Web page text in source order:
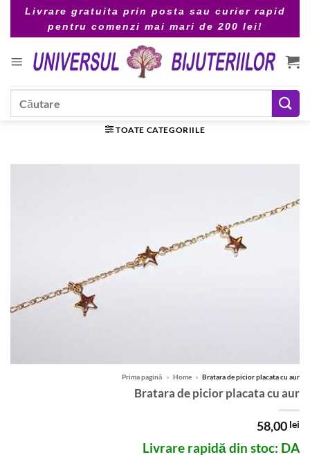
Livrare gratuita prin posta sau curier rapid
pentru comenzi mai mari de 200 lei!
TOATE CATEGORIILE
Prima pagină » Home » Bratara de picior placata cu aur
Bratara de picior placata cu aur
58,00 lei
Livrare rapidă din stoc: DA